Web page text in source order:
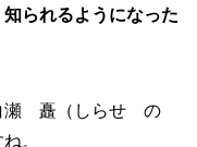
られるようになった
瀬 矗（しらせ の
。